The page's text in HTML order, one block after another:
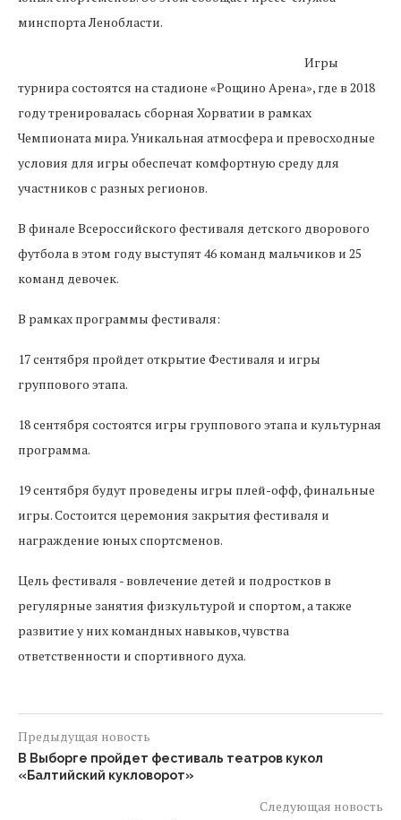
минспорта Ленобласти.
Игры
турнира состоятся на стадионе «Рощино Арена», где в 2018
году тренировалась сборная Хорватии в рамках
Чемпионата мира. Уникальная атмосфера и превосходные
условия для игры обеспечат комфортную среду для
участников с разных регионов.
В финале Всероссийского фестиваля детского дворового
футбола в этом году выступят 46 команд мальчиков и 25
команд девочек.
В рамках программы фестиваля:
17 сентября пройдет открытие Фестиваля и игры
группового этапа.
18 сентября состоятся игры группового этапа и культурная
программа.
19 сентября будут проведены игры плей-офф, финальные
игры. Состоится церемония закрытия фестиваля и
награждение юных спортсменов.
Цель фестиваля - вовлечение детей и подростков в
регулярные занятия физкультурой и спортом, а также
развитие у них командных навыков, чувства
ответственности и спортивного духа.
Предыдущая новость
В Выборге пройдет фестиваль театров кукол
«Балтийский кукловорот»
Следующая новость